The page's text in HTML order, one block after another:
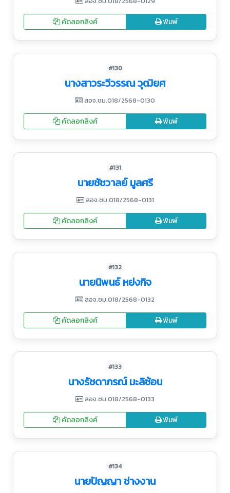
คัดลอกลิงค์ พิมพ์
#130
นางสาวระวีวรรณ วุฒิยศ
สอจ.ชม.018/2568-0130
คัดลอกลิงค์ พิมพ์
#131
นายชัชวาลย์ มูลศรี
สอจ.ชม.018/2568-0131
คัดลอกลิงค์ พิมพ์
#132
นายนิพนธ์ หย่งกิจ
สอจ.ชม.018/2568-0132
คัดลอกลิงค์ พิมพ์
#133
นางรัชดาภรณ์ มะลิซ้อน
สอจ.ชม.018/2568-0133
คัดลอกลิงค์ พิมพ์
#134
นายปัญญา ช่างงาน